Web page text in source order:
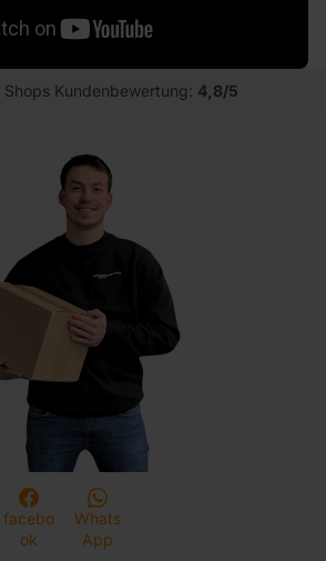
Shops Kundenbewertung: 4,8/5
facebo
ok
Whats
App